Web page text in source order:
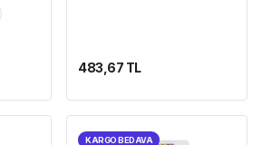
483,67 TL
KARGO BEDAVA